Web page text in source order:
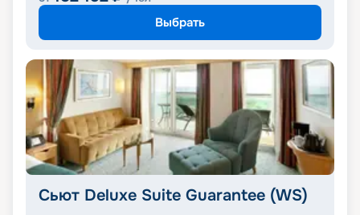
Выбрать
Сьют Deluxe Suite Guarantee (WS)